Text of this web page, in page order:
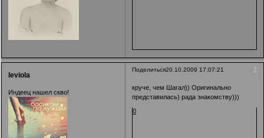
Поделиться 7
20.10.2009 17:07:21
leviola
Индеец нашел скво!
круче, чем Шагал)) Оригинально
представилась) рада знакомству)))
0